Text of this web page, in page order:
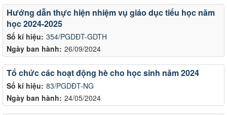
Số kí hiệu: 354/PGDĐT-GDTH
Ngày ban hành: 26/09/2024
Hướng dẫn thực hiện nhiệm vụ giáo dục tiểu học năm
học 2024-2025
Số kí hiệu: 83/PGDĐT-NG
Ngày ban hành: 24/05/2024
Tổ chức các hoạt động hè cho học sinh năm 2024